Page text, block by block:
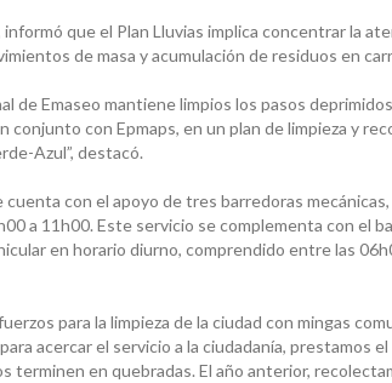
que el Plan Lluvias implica concentrar la
de masa y acumulación de residuos en
de Emaseo mantiene limpios los pasos
conjunto con Epmaps, en un plan de limpieza y
Azul”, destacó.
con el apoyo de tres barredoras
a 11h00. Este servicio se complementa con el
en horario diurno, comprendido entre las
para la limpieza de la ciudad con mingas
acercar el servicio a la ciudadanía, prestamos
terminen en quebradas. El año anterior,